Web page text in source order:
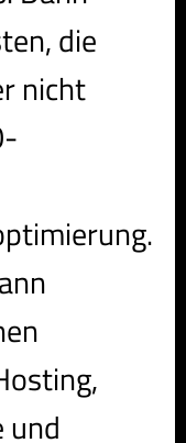
die
nicht
und